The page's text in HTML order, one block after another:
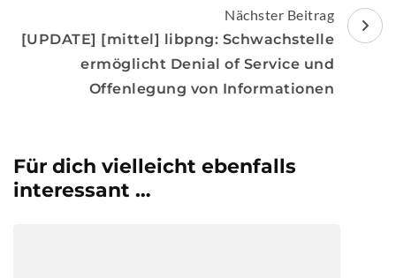
Nächster Beitrag
[UPDATE] [mittel] libpng: Schwachstelle
ermöglicht Denial of Service und
Offenlegung von Informationen
Für dich vielleicht ebenfalls
interessant …